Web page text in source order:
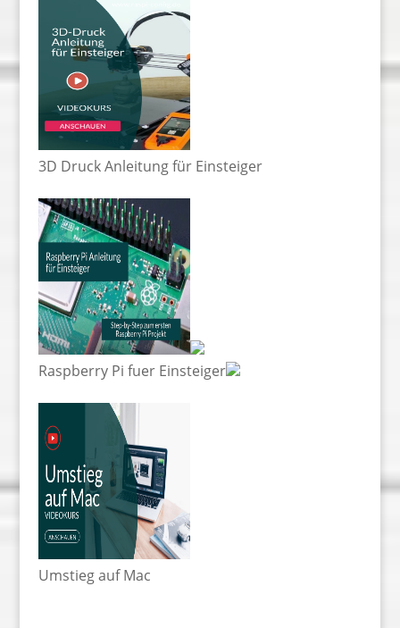
3D Druck Anleitung für Einsteiger
Raspberry Pi fuer Einsteiger
Umstieg auf Mac